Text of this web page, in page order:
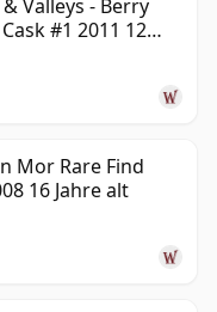
Valleys - Berry
#1 2011 12
Mor Rare Find
16 Jahre alt